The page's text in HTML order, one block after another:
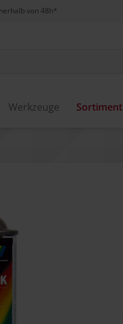
von 48h*
Werkzeuge Sortiment